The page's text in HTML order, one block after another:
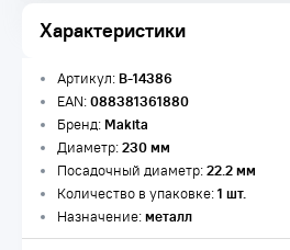
Характеристики
Артикул:В-14386
EAN:088381361880
Бренд:Makita
Диаметр:230 мм
Посадочный диаметр:22.2 мм
Количество в упаковке:1 шт.
Назначение:металл